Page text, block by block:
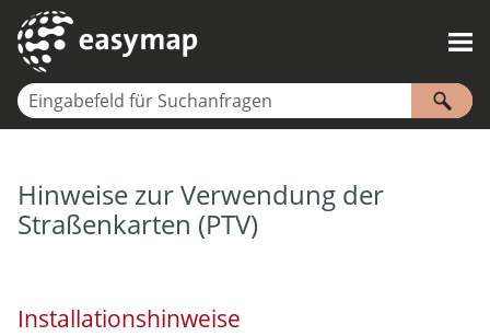
Zu Hauptinhalt springen
Hinweise zur Verwendung der
Straßenkarten (PTV)
Installationshinweise